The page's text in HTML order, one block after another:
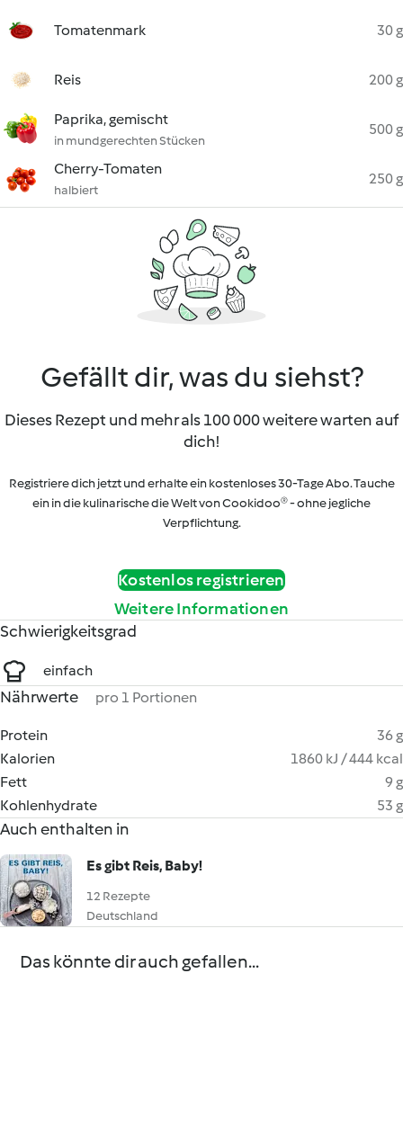
Tomatenmark 30 g
Reis 200 g
Paprika, gemischt
in mundgerechten Stücken
500 g
Cherry-Tomaten
halbiert
250 g
Gefällt dir, was du siehst?
Dieses Rezept und mehr als 100 000 weitere warten auf
dich!
Registriere dich jetzt und erhalte ein kostenloses 30-Tage Abo. Tauche
ein in die kulinarische die Welt von Cookidoo® - ohne jegliche
Verpflichtung.
Kostenlos registrieren
Weitere Informationen
Schwierigkeitsgrad
einfach
Nährwerte pro 1 Portionen
Protein
36 g
Kalorien
1860 kJ / 444 kcal
Fett
9 g
Kohlenhydrate
53 g
Auch enthalten in
Es gibt Reis, Baby!
12 Rezepte
Deutschland
Das könnte dir auch gefallen...